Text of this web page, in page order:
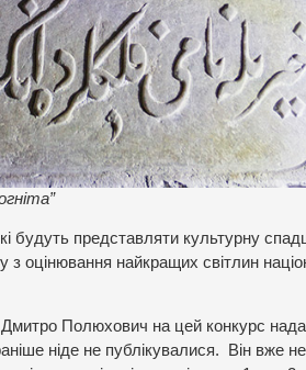
будуть представляти культурну
оцінювання найкращих світлин
Полюхович на цей конкурс
ніде не публікувалися. Він вже